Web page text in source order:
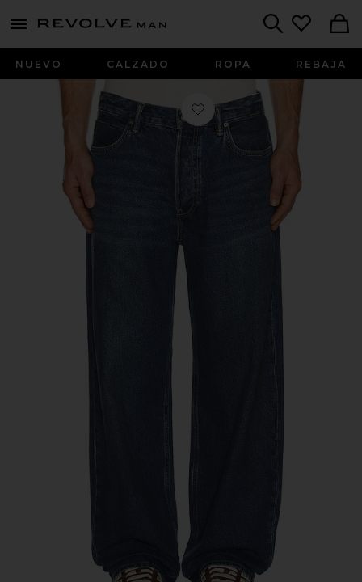
menu - shows more content
Revolve
NUEVO CALZADO ROPA REBAJA
Favorito Mullen Jeans en Worn